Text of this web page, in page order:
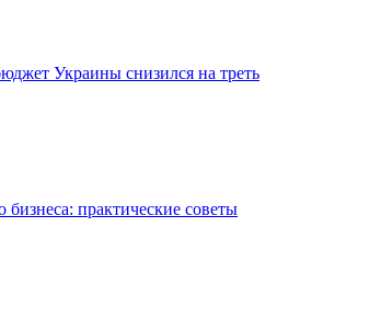
Украины снизился на треть
бизнеса: практические советы